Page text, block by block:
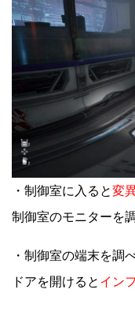
・制御室に入ると変
制御室のモニターを
・制御室の端末を調
ドアを開けると イン